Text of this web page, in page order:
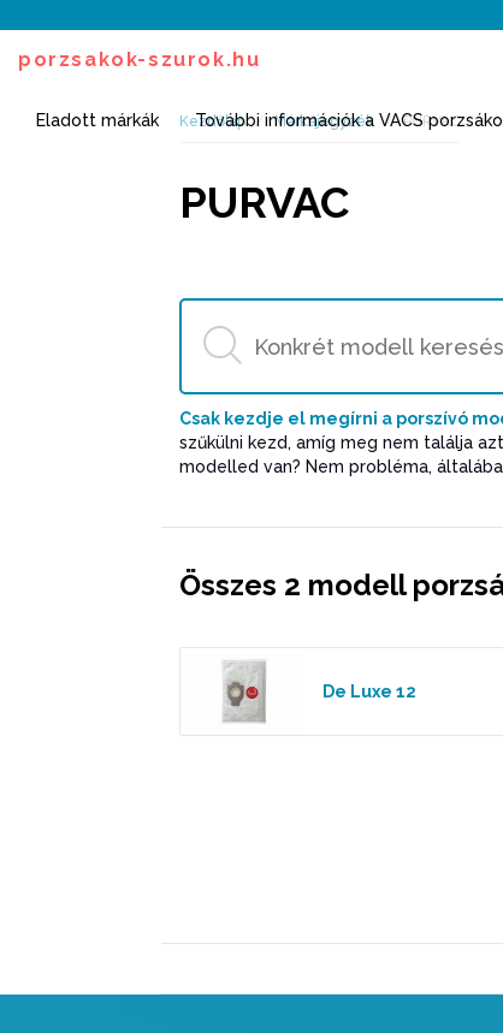
porzsakok-szurok.hu
Eladott márkák További információk a VACS
Kezdőlap Márkajegyzék PURVAC
PURVAC
Csak kezdje el megírni a porszívó
szűkülni kezd, amíg meg nem találja
modelled van? Nem probléma,
Összes 2 modell
De Luxe 12